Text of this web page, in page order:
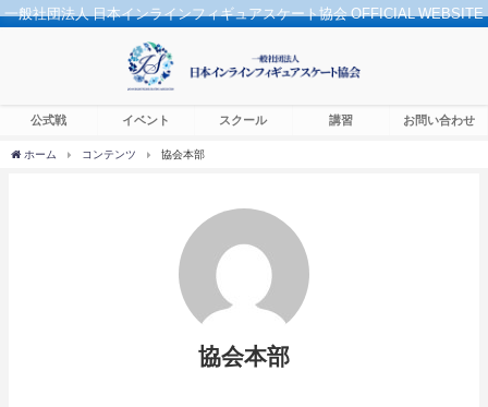
一般社団法人 日本インラインフィギュアスケート協会 OFFICIAL WEBSITE
公式戦 イベント スクール 講習 お問い合わせ
ホーム コンテンツ 協会本部
協会本部